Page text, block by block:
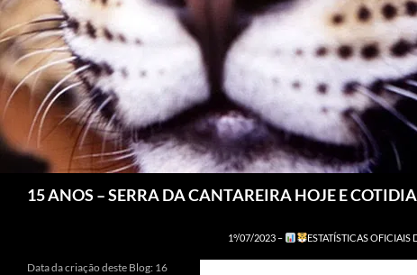
15 ANOS – SERRA DA CANTAREIRA HOJE E
1º/07/2023 – ESTATÍSTICAS
Data da criação deste Blog: 16